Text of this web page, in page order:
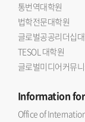
통번역대학원
법학전문대학원
글로벌공공리더십
TESOL 대학원
글로벌미디어커뮤
Information
Office of